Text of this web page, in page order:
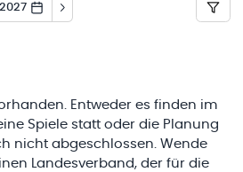
Entweder es finden im
Spiele statt oder die Planung
nicht abgeschlossen. Wende
Landesverband, der für die